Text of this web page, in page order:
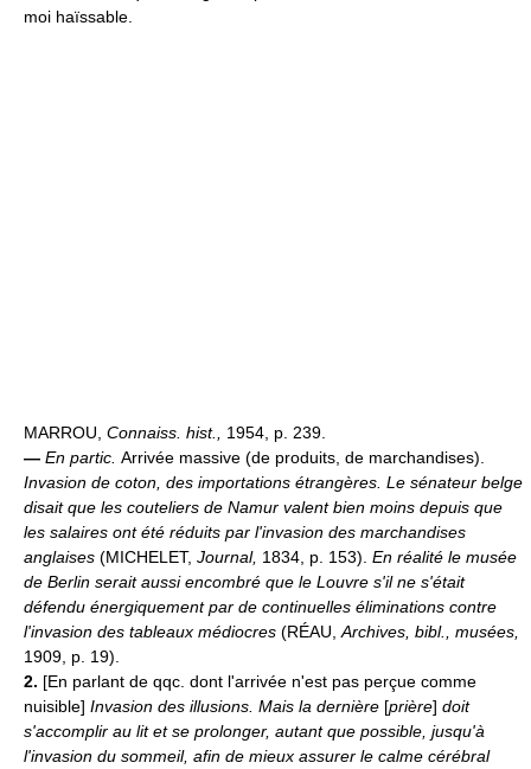
moi haïssable.
MARROU, Connaiss. hist., 1954, p. 239.
— En partic. Arrivée massive (de produits, de marchandises).
Invasion de coton, des importations étrangères. Le sénateur belge
disait que les couteliers de Namur valent bien moins depuis que
les salaires ont été réduits par l'invasion des marchandises
anglaises (MICHELET, Journal, 1834, p. 153). En réalité le musée
de Berlin serait aussi encombré que le Louvre s'il ne s'était
défendu énergiquement par de continuelles éliminations contre
l'invasion des tableaux médiocres (RÉAU, Archives, bibl., musées,
1909, p. 19).
2. [En parlant de qqc. dont l'arrivée n'est pas perçue comme
nuisible] Invasion des illusions. Mais la dernière [prière] doit
s'accomplir au lit et se prolonger, autant que possible, jusqu'à
l'invasion du sommeil, afin de mieux assurer le calme cérébral